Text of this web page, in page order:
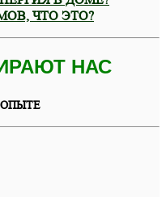
ЧТО ЭТО?
НАС